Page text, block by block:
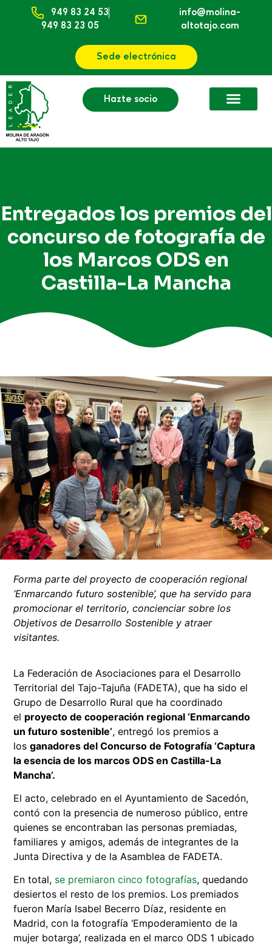
949 83 24 53
949 83 23 05
info@molina-
altotajo.com
Sede electrónica
Hazte socio
Entregados los premios del
concurso de fotografía de
los Marcos ODS en
Castilla-La Mancha
Forma parte del proyecto de cooperación regional
‘Enmarcando futuro sostenible’, que ha servido para
promocionar el territorio, concienciar sobre los
Objetivos de Desarrollo Sostenible y atraer
visitantes.
La Federación de Asociaciones para el Desarrollo
Territorial del Tajo-Tajuña (FADETA), que ha sido el
Grupo de Desarrollo Rural que ha coordinado
el proyecto de cooperación regional ‘Enmarcando
un futuro sostenible’, entregó los premios a
los ganadores del Concurso de Fotografía ‘Captura
la esencia de los marcos ODS en Castilla-La
Mancha’.
El acto, celebrado en el Ayuntamiento de Sacedón,
contó con la presencia de numeroso público, entre
quienes se encontraban las personas premiadas,
familiares y amigos, además de integrantes de la
Junta Directiva y de la Asamblea de FADETA.
En total, se premiaron cinco fotografías, quedando
desiertos el resto de los premios. Los premiados
fueron María Isabel Becerro Díaz, residente en
Madrid, con la fotografía ‘Empoderamiento de la
mujer botarga’, realizada en el marco ODS 1 ubicado